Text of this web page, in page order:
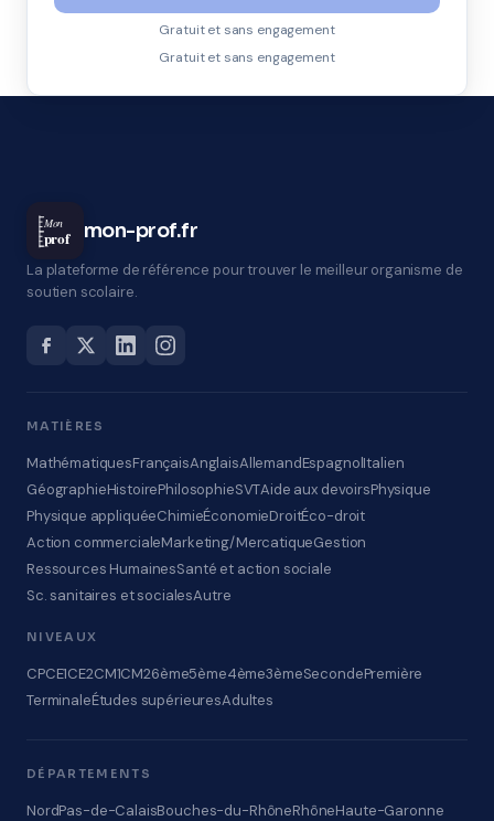
Gratuit et sans engagement
Gratuit et sans engagement
Mon
prof mon-prof.fr
La plateforme de référence pour trouver le meilleur organisme de
soutien scolaire.
MATIÈRES
MathématiquesFrançaisAnglaisAllemandEspagnolItalien
GéographieHistoirePhilosophieSVTAide aux devoirsPhysique
Physique appliquéeChimieÉconomieDroitÉco-droit
Action commercialeMarketing/MercatiqueGestion
Ressources HumainesSanté et action sociale
Sc. sanitaires et socialesAutre
NIVEAUX
CPCE1CE2CM1CM26ème5ème4ème3èmeSecondePremière
TerminaleÉtudes supérieuresAdultes
DÉPARTEMENTS
NordPas-de-CalaisBouches-du-RhôneRhôneHaute-Garonne